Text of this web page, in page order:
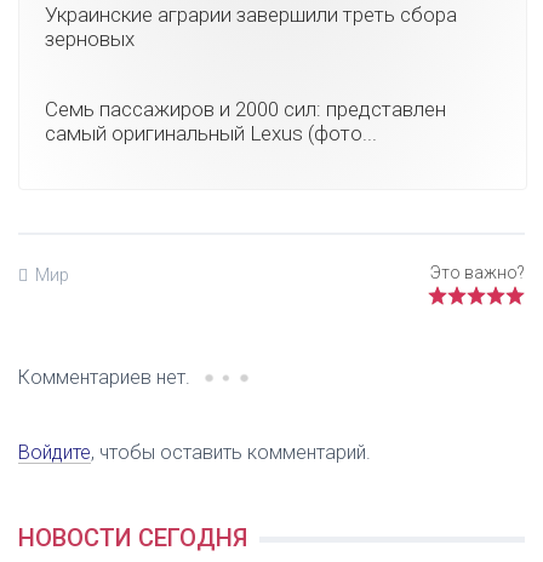
Украинские аграрии завершили треть сбора
зерновых
Семь пассажиров и 2000 сил: представлен
самый оригинальный Lexus (фото...
Мир
Комментариев нет.
Войдите, чтобы оставить комментарий.
НОВОСТИ СЕГОДНЯ